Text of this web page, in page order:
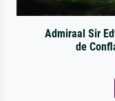
Admiraal Sir
de